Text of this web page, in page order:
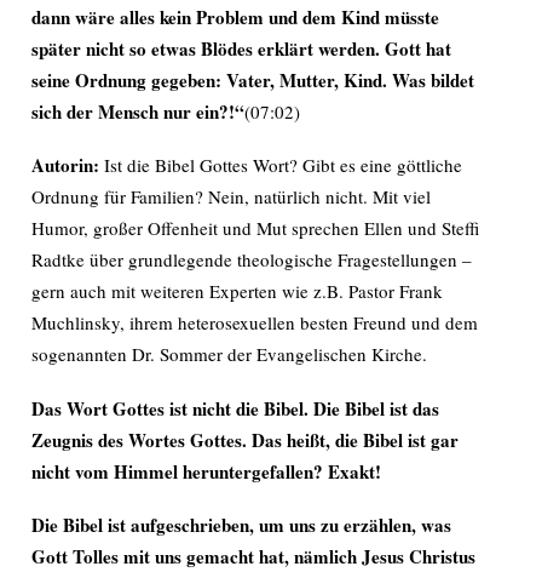
dann wäre alles kein Problem und dem Kind müsste
später nicht so etwas Blödes erklärt werden. Gott hat
seine Ordnung gegeben: Vater, Mutter, Kind. Was bildet
sich der Mensch nur ein?!“(07:02)
Autorin: Ist die Bibel Gottes Wort? Gibt es eine göttliche
Ordnung für Familien? Nein, natürlich nicht. Mit viel
Humor, großer Offenheit und Mut sprechen Ellen und Steffi
Radtke über grundlegende theologische Fragestellungen –
gern auch mit weiteren Experten wie z.B. Pastor Frank
Muchlinsky, ihrem heterosexuellen besten Freund und dem
sogenannten Dr. Sommer der Evangelischen Kirche.
Das Wort Gottes ist nicht die Bibel. Die Bibel ist das
Zeugnis des Wortes Gottes. Das heißt, die Bibel ist gar
nicht vom Himmel heruntergefallen? Exakt!
Die Bibel ist aufgeschrieben, um uns zu erzählen, was
Gott Tolles mit uns gemacht hat, nämlich Jesus Christus